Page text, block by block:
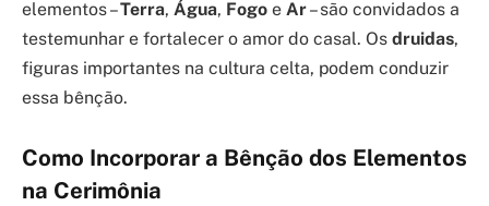
elementos –Terra, Água, Fogo e Ar– são convidados a
testemunhar e fortalecer o amor do casal. Os druidas,
figuras importantes na cultura celta, podem conduzir
essa bênção.
Como Incorporar a Bênção dos Elementos
na Cerimônia